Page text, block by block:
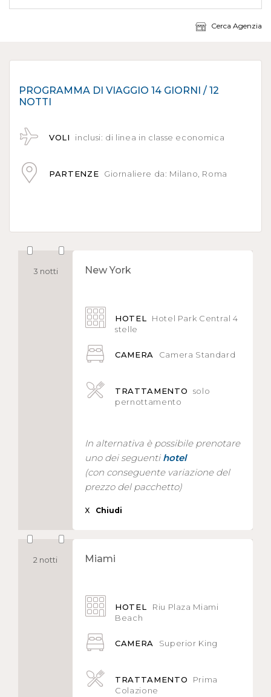
Cerca Agenzia
PROGRAMMA DI VIAGGIO 14 GIORNI / 12
NOTTI
VOLI inclusi: di linea in classe economica
PARTENZE Giornaliere da: Milano, Roma
3 notti New York
HOTEL
Hotel Park Central 4
stelle
CAMERA Camera Standard
TRATTAMENTO
solo
pernottamento
In alternativa è possibile prenotare
uno dei seguenti hotel
(con conseguente variazione del
prezzo del pacchetto)
X Chiudi
2 notti Miami
HOTEL
Riu Plaza Miami
Beach
CAMERA Superior King
TRATTAMENTO
Prima
Colazione